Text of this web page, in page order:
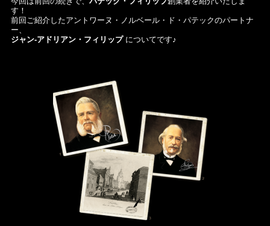
す！
前回ご紹介したアントワーヌ・ノルベール・ド・パテックのパートナ
ー、
ジャン‐アドリアン・フィリップ についてです♪